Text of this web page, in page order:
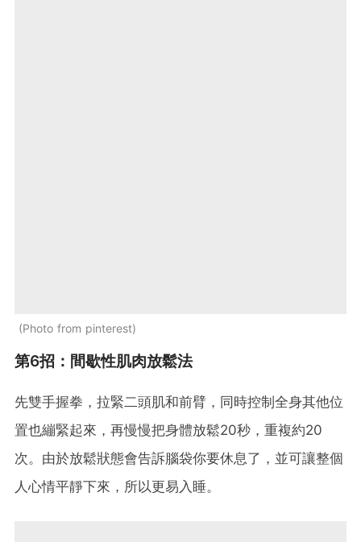
Photo from pinterest
第6招：間歇性肌肉放鬆法
先雙手握拳，拉緊二頭肌和前臂，同時控制全身其他位
置也繃緊起來，再慢慢把身體放鬆20秒，重複約20
次。由於放鬆狀態會告訴腦袋你要休息了，並可讓整個
人心情平靜下來，所以更易入睡。